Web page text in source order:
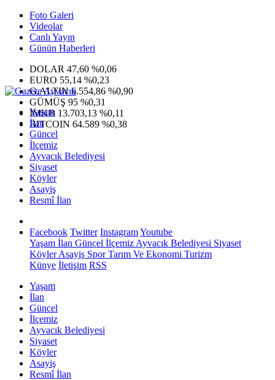
Foto Galeri
Videolar
Canlı Yayın
Günün Haberleri
DOLAR 47,60 %0,06
EURO 55,14 %0,23
G.ALTIN6.554,86 %0,90
GÜMÜŞ 95 %0,31
IMKB 13.703,13 %0,11
BITCOIN 64.589 %0,38
Yaşam
İlan
Güncel
İlçemiz
Ayvacık Belediyesi
Siyaset
Köyler
Asayiş
Resmî İlan
Facebook Twitter InstagramYoutube
Yaşam İlan Güncel İlçemiz Ayvacık Belediyesi Siyaset
KöylerAsayiş SporTarım Ve Ekonomi Turizm
Künye İletişim RSS
Yaşam
İlan
Güncel
İlçemiz
Ayvacık Belediyesi
Siyaset
Köyler
Asayiş
Resmî İlan